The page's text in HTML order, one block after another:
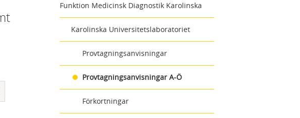
Funktion Medicinsk Diagnostik Karolinska
Karolinska Universitetslaboratoriet
Provtagningsanvisningar
Provtagningsanvisningar A-Ö
Förkortningar